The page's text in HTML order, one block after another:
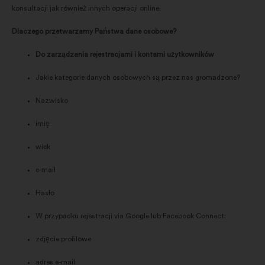
konsultacji jak również innych operacji online.
Dlaczego przetwarzamy Państwa dane osobowe?
Do zarządzania rejestracjami i kontami użytkowników
Jakie kategorie danych osobowych są przez nas gromadzone?
Nazwisko
imię
wiek
e-mail
Hasło
W przypadku rejestracji via Google lub Facebook Connect:
zdjęcie profilowe
adres e-mail